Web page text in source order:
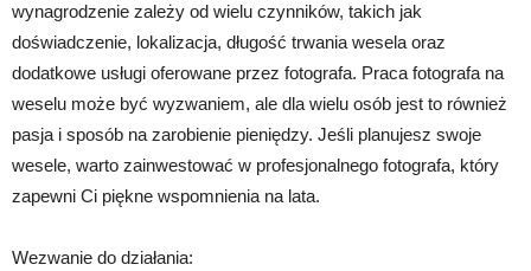
wynagrodzenie zależy od wielu czynników, takich jak
doświadczenie, lokalizacja, długość trwania wesela oraz
dodatkowe usługi oferowane przez fotografa. Praca fotografa na
weselu może być wyzwaniem, ale dla wielu osób jest to również
pasja i sposób na zarobienie pieniędzy. Jeśli planujesz swoje
wesele, warto zainwestować w profesjonalnego fotografa, który
zapewni Ci piękne wspomnienia na lata.
Wezwanie do działania: